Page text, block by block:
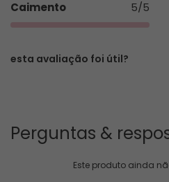
Caimento 5/5
esta avaliação foi útil?
Perguntas &
Este produto ainda